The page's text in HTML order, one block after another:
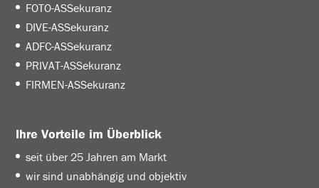
FOTO-ASSekuranz
DIVE-ASSekuranz
ADFC-ASSekuranz
PRIVAT-ASSekuranz
FIRMEN-ASSekuranz
Ihre Vorteile im Überblick
seit über 25 Jahren am Markt
wir sind unabhängig und objektiv